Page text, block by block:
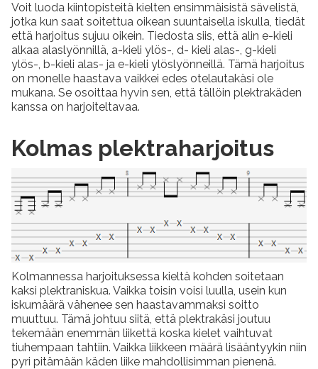
Voit luoda kiintopisteitä kielten ensimmäisistä sävelistä,
jotka kun saat soitettua oikean suuntaisella iskulla, tiedät
että harjoitus sujuu oikein. Tiedosta siis, että alin e-kieli
alkaa alaslyönnillä, a-kieli ylös-, d- kieli alas-, g-kieli
ylös-, b-kieli alas- ja e-kieli ylöslyönneillä. Tämä harjoitus
on monelle haastava vaikkei edes otelautakäsi ole
mukana. Se osoittaa hyvin sen, että tällöin plektrakäden
kanssa on harjoiteltavaa.
Kolmas plektraharjoitus
Kolmannessa harjoituksessa kieltä kohden soitetaan
kaksi plektraniskua. Vaikka toisin voisi luulla, usein kun
iskumäärä vähenee sen haastavammaksi soitto
muuttuu. Tämä johtuu siitä, että plektrakäsi joutuu
tekemään enemmän liikettä koska kielet vaihtuvat
tiuhempaan tahtiin. Vaikka liikkeen määrä lisääntyykin niin
pyri pitämään käden liike mahdollisimman pienenä.